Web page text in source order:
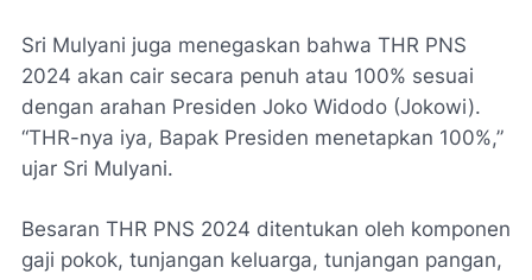
Sri Mulyani juga menegaskan bahwa THR PNS
2024 akan cair secara penuh atau 100% sesuai
dengan arahan Presiden Joko Widodo (Jokowi).
“THR-nya iya, Bapak Presiden menetapkan 100%,”
ujar Sri Mulyani.
Besaran THR PNS 2024 ditentukan oleh komponen
gaji pokok, tunjangan keluarga, tunjangan pangan,